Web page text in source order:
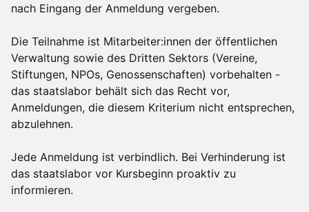
nach Eingang der Anmeldung vergeben.
Die Teilnahme ist Mitarbeiter:innen der öffentlichen
Verwaltung sowie des Dritten Sektors (Vereine,
Stiftungen, NPOs, Genossenschaften) vorbehalten -
das staatslabor behält sich das Recht vor,
Anmeldungen, die diesem Kriterium nicht entsprechen,
abzulehnen.
Jede Anmeldung ist verbindlich. Bei Verhinderung ist
das staatslabor vor Kursbeginn proaktiv zu
informieren.